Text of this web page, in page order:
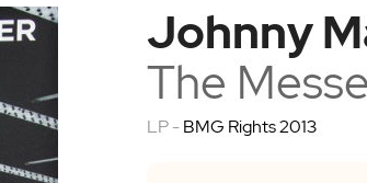
Johnny
The
LP -BMG Rights 2013